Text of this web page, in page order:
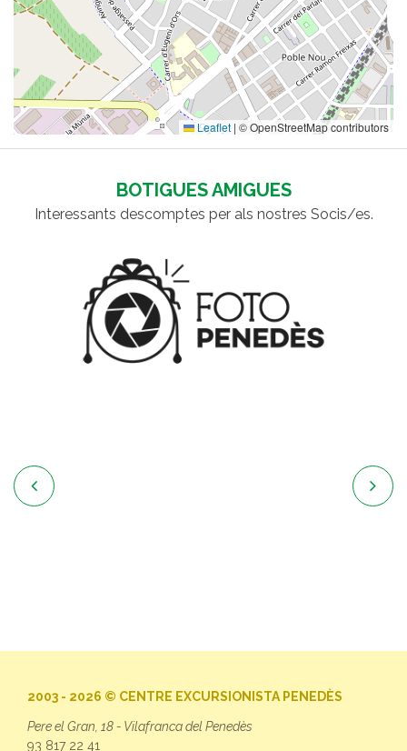
Leaflet | © OpenStreetMap contributors
BOTIGUES AMIGUES
Interessants descomptes per als nostres Socis/es.
 
2003 - 2026 © CENTRE EXCURSIONISTA PENEDÈS
Pere el Gran, 18 - Vilafranca del Penedès
93 817 22 41